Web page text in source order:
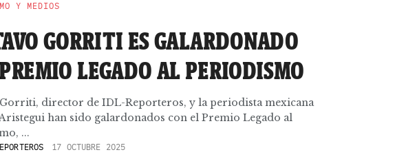
Y MEDIOS
GORRITI ES GALARDONADO
LEGADO AL PERIODISMO
Gorriti, director de IDL-Reporteros, y la periodista mexicana
han sido galardonados con el Premio Legado al
...
17 OCTUBRE 2025